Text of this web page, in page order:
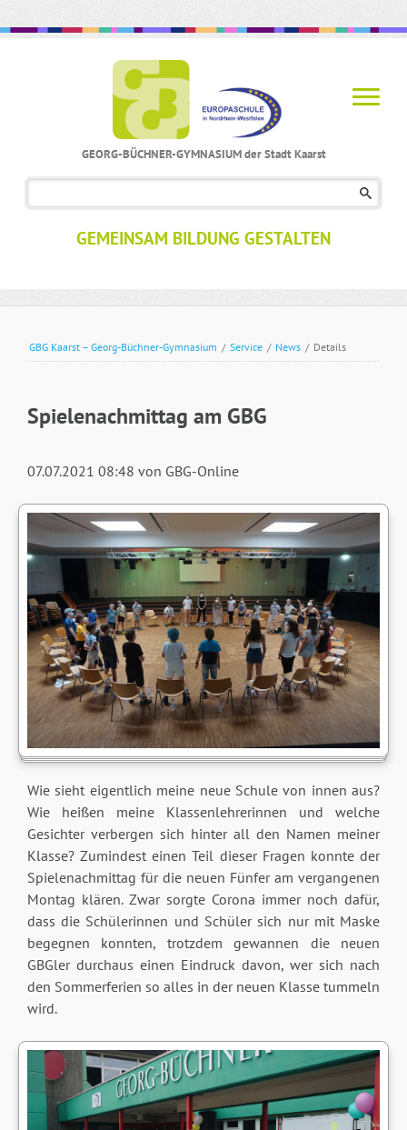
GEORG-BÜCHNER-GYMNASIUM der Stadt Kaarst
GEMEINSAM BILDUNG GESTALTEN
GBG Kaarst – Georg-Büchner-Gymnasium / Service / News / Details
Spielenachmittag am GBG
07.07.2021 08:48 von GBG-Online
Wie sieht eigentlich meine neue Schule von innen aus?
Wie heißen meine Klassenlehrerinnen und welche
Gesichter verbergen sich hinter all den Namen meiner
Klasse? Zumindest einen Teil dieser Fragen konnte der
Spielenachmittag für die neuen Fünfer am vergangenen
Montag klären. Zwar sorgte Corona immer noch dafür,
dass die Schülerinnen und Schüler sich nur mit Maske
begegnen konnten, trotzdem gewannen die neuen
GBGler durchaus einen Eindruck davon, wer sich nach
den Sommerferien so alles in der neuen Klasse tummeln
wird.